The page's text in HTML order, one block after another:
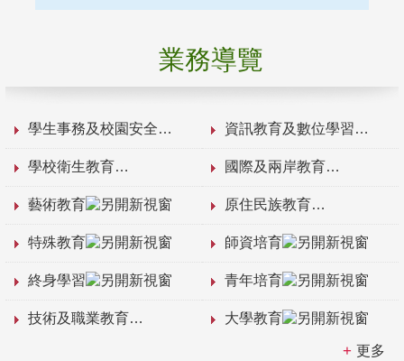
業務導覽
學生事務及校園安全 資訊教育及數位學習
學校衛生教育 國際及兩岸教育
藝術教育 原住民族教育
特殊教育 師資培育
終身學習 青年培育
技術及職業教育 大學教育
更多